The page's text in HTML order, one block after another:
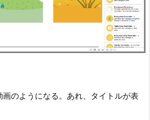
のようになる。あれ、タイトルが表